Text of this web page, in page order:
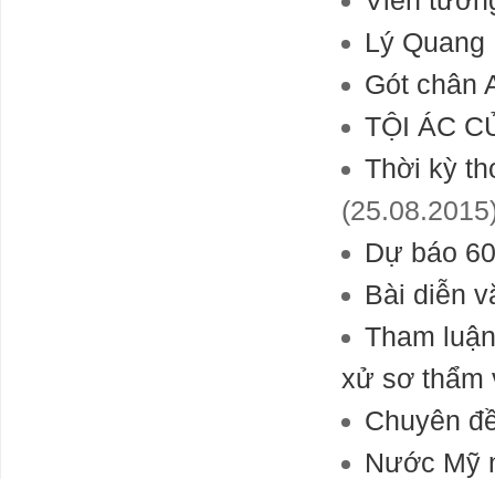
Lý Quang
Gót chân
TỘI ÁC
Thời kỳ
Dự báo
Bài diễn
Tham
xử sơ thẩm
Chuyên
Nước Mỹ